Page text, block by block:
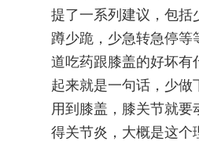
提了一系列建议，包括
蹲少跪，少急转急停
道吃药跟膝盖的好坏有
起来就是一句话，少
用到膝盖，膝关节就
得关节炎，大概是这个